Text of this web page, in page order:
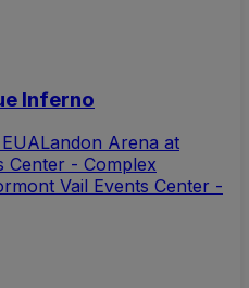
Inferno
Landon Arena at
Center - Complex
Vail Events Center -